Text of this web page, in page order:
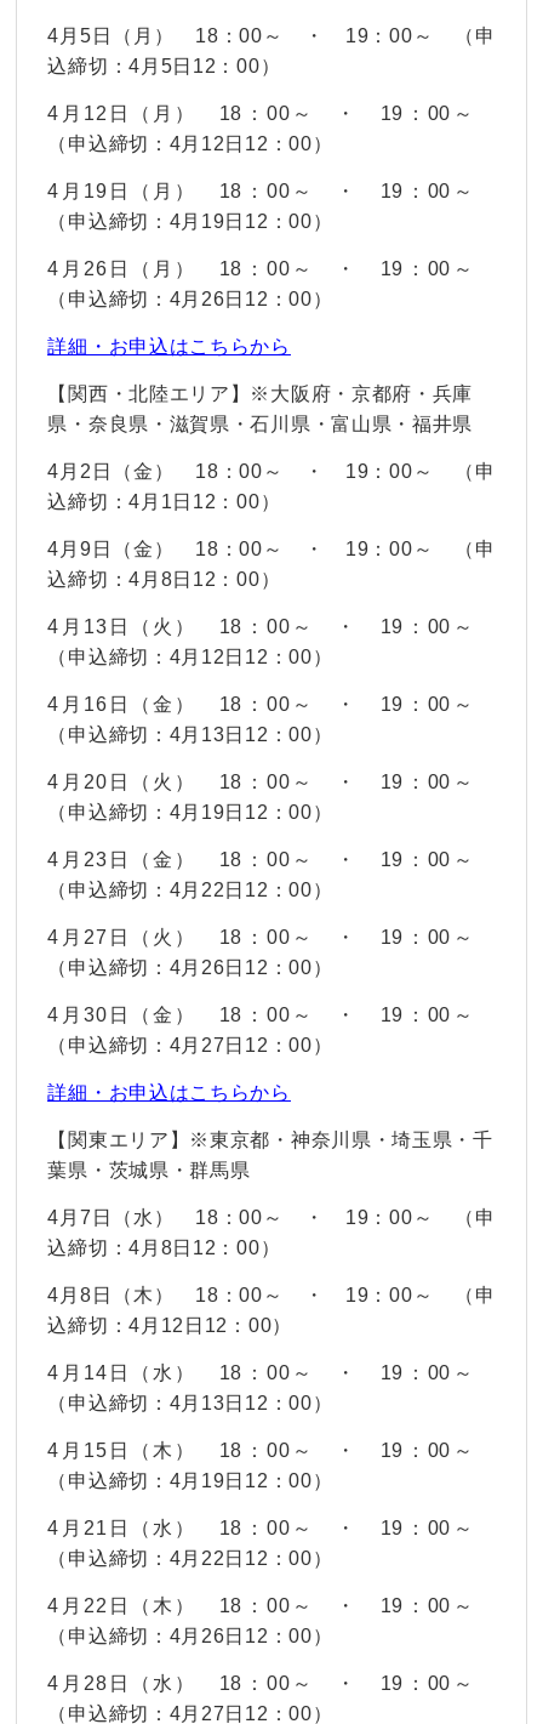
4月5日（月） 18：00～ ・ 19：00～ （申
込締切：4月5日12：00）
4月12日（月） 18：00～ ・ 19：00～
（申込締切：4月12日12：00）
4月19日（月） 18：00～ ・ 19：00～
（申込締切：4月19日12：00）
4月26日（月） 18：00～ ・ 19：00～
（申込締切：4月26日12：00）
詳細・お申込はこちらから
【関西・北陸エリア】※大阪府・京都府・兵庫
県・奈良県・滋賀県・石川県・富山県・福井県
4月2日（金） 18：00～ ・ 19：00～ （申
込締切：4月1日12：00）
4月9日（金） 18：00～ ・ 19：00～ （申
込締切：4月8日12：00）
4月13日（火） 18：00～ ・ 19：00～
（申込締切：4月12日12：00）
4月16日（金） 18：00～ ・ 19：00～
（申込締切：4月13日12：00）
4月20日（火） 18：00～ ・ 19：00～
（申込締切：4月19日12：00）
4月23日（金） 18：00～ ・ 19：00～
（申込締切：4月22日12：00）
4月27日（火） 18：00～ ・ 19：00～
（申込締切：4月26日12：00）
4月30日（金） 18：00～ ・ 19：00～
（申込締切：4月27日12：00）
詳細・お申込はこちらから
【関東エリア】※東京都・神奈川県・埼玉県・千
葉県・茨城県・群馬県
4月7日（水） 18：00～ ・ 19：00～ （申
込締切：4月8日12：00）
4月8日（木） 18：00～ ・ 19：00～ （申
込締切：4月12日12：00）
4月14日（水） 18：00～ ・ 19：00～
（申込締切：4月13日12：00）
4月15日（木） 18：00～ ・ 19：00～
（申込締切：4月19日12：00）
4月21日（水） 18：00～ ・ 19：00～
（申込締切：4月22日12：00）
4月22日（木） 18：00～ ・ 19：00～
（申込締切：4月26日12：00）
4月28日（水） 18：00～ ・ 19：00～
（申込締切：4月27日12：00）